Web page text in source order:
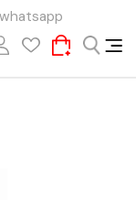
| whatsapp